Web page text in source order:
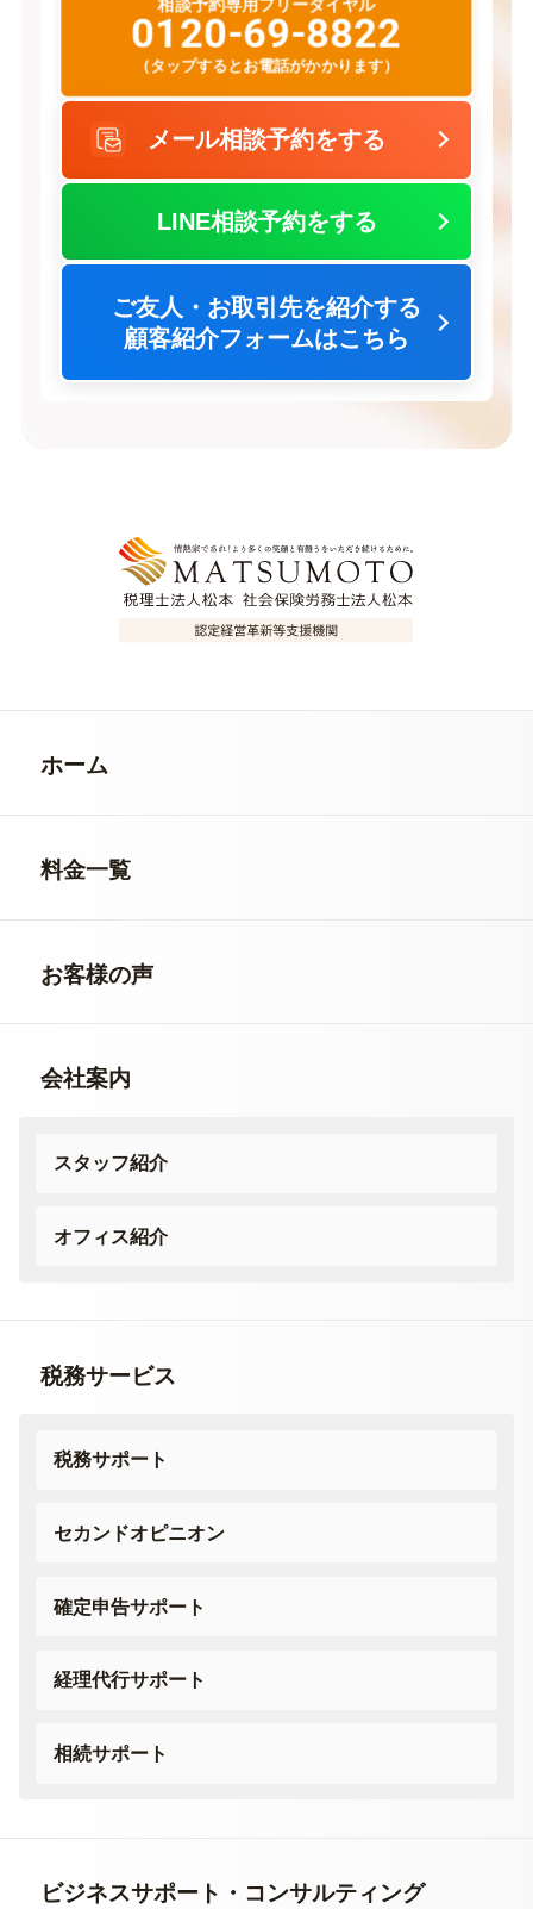
相談予約専用フリーダイヤル
0120-69-8822
（タップするとお電話がかかります）
メール相談予約をする
LINE相談予約をする
ご友人・お取引先を紹介する
顧客紹介フォームはこちら
ホーム
料金一覧
お客様の声
会社案内
スタッフ紹介
オフィス紹介
税務サービス
税務サポート
セカンドオピニオン
確定申告サポート
経理代行サポート
相続サポート
ビジネスサポート・ コンサルティング